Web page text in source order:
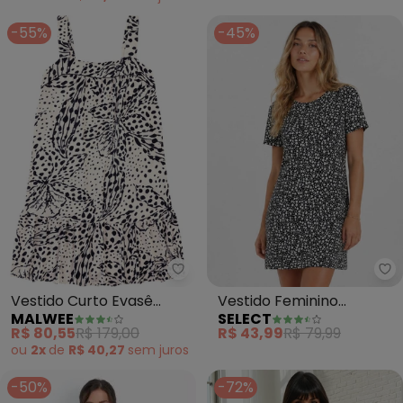
-55%
Malwee - Vestido Curto Evasê
Vestido Curto Evasê
Tropical com Babado
(Preto)
MALWEE
R$ 80,55R$ 179,00
ou 2x de R$ 40,27 sem juros
-45%
Vestido Feminino
Estampado Gola
Redonda (Preto)
SELECT
R$ 43,99R$ 79,99
-50% -72%